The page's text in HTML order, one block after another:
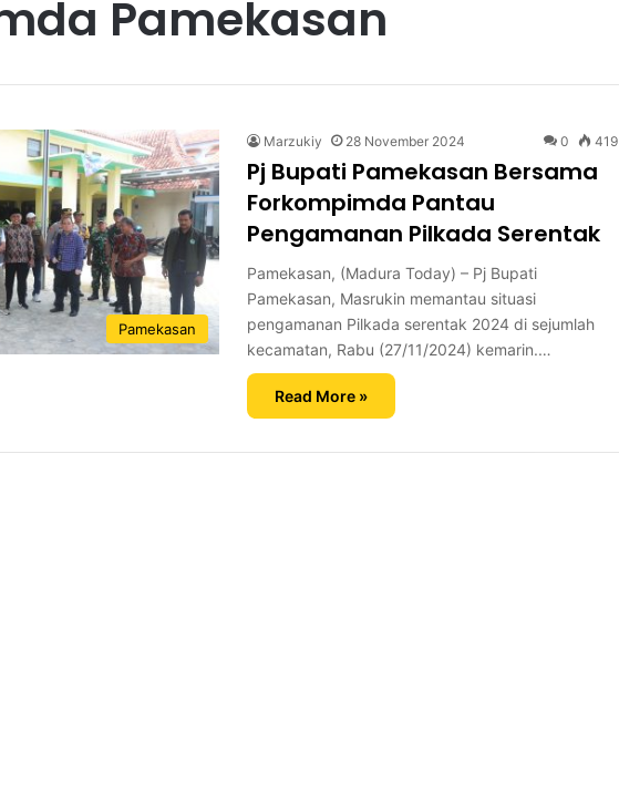
Pamekasan
Pamekasan
Marzukiy 28 November 2024 0 419
Pj Bupati Pamekasan Bersama
Forkompimda Pantau
Pengamanan Pilkada Serentak
Pamekasan, (Madura Today) – Pj Bupati
Pamekasan, Masrukin memantau situasi
pengamanan Pilkada serentak 2024 di sejumlah
kecamatan, Rabu (27/11/2024) kemarin.…
Read More »